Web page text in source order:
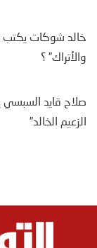
خالد شوكات يكتب
والأتراك” ؟
صلاح قايد السبسي
الزعيم الخالد”